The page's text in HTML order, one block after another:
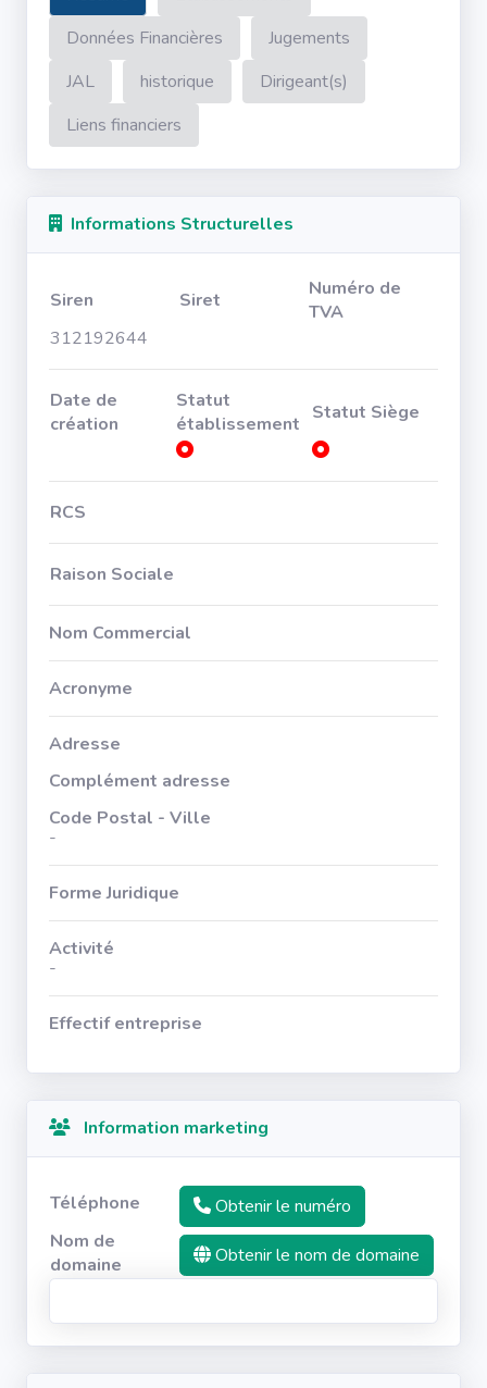
Données Financières
Jugements
JAL
historique
Dirigeant(s)
Liens financiers
Informations Structurelles
Siren Siret
Numéro de
TVA
312192644
Date de
création
Statut
établissement Statut Siège
RCS
Raison Sociale
Nom Commercial
Acronyme
Adresse
Complément adresse
Code Postal - Ville
-
Forme Juridique
Activité
-
Effectif entreprise
Information marketing
Téléphone
Obtenir le numéro
Nom de
domaine
Obtenir le nom de domaine